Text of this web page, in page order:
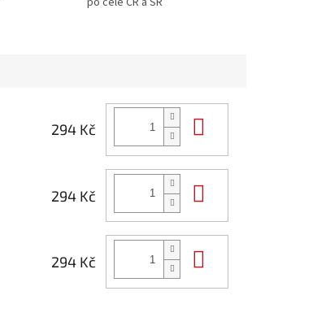
294 Kč
294 Kč
294 Kč